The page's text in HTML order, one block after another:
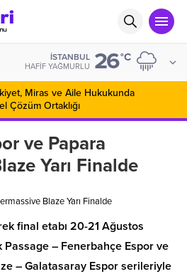
İSTANBUL
HAFIF YAĞMURLU 26°C
Miras ve Aile Hukukunda
Çözüm Ortaklığı
ve Papara
Yarı Finalde
Blaze Yarı Finalde
final etabı 20-21 Ağustos
– Fenerbahçe Espor ve
– Galatasaray Espor serileriyle